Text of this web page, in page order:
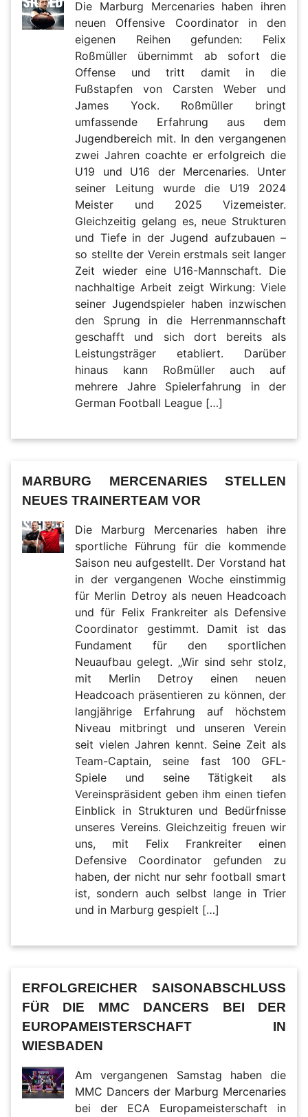
Die Marburg Mercenaries haben ihren
neuen Offensive Coordinator in den
eigenen Reihen gefunden: Felix
Roßmüller übernimmt ab sofort die
Offense und tritt damit in die
Fußstapfen von Carsten Weber und
James Yock. Roßmüller bringt
umfassende Erfahrung aus dem
Jugendbereich mit. In den vergangenen
zwei Jahren coachte er erfolgreich die
U19 und U16 der Mercenaries. Unter
seiner Leitung wurde die U19 2024
Meister und 2025 Vizemeister.
Gleichzeitig gelang es, neue Strukturen
und Tiefe in der Jugend aufzubauen –
so stellte der Verein erstmals seit langer
Zeit wieder eine U16-Mannschaft. Die
nachhaltige Arbeit zeigt Wirkung: Viele
seiner Jugendspieler haben inzwischen
den Sprung in die Herrenmannschaft
geschafft und sich dort bereits als
Leistungsträger etabliert. Darüber
hinaus kann Roßmüller auch auf
mehrere Jahre Spielerfahrung in der
German Football League […]
MARBURG MERCENARIES STELLEN
NEUES TRAINERTEAM VOR
Die Marburg Mercenaries haben ihre
sportliche Führung für die kommende
Saison neu aufgestellt. Der Vorstand hat
in der vergangenen Woche einstimmig
für Merlin Detroy als neuen Headcoach
und für Felix Frankreiter als Defensive
Coordinator gestimmt. Damit ist das
Fundament für den sportlichen
Neuaufbau gelegt. „Wir sind sehr stolz,
mit Merlin Detroy einen neuen
Headcoach präsentieren zu können, der
langjährige Erfahrung auf höchstem
Niveau mitbringt und unseren Verein
seit vielen Jahren kennt. Seine Zeit als
Team-Captain, seine fast 100 GFL-
Spiele und seine Tätigkeit als
Vereinspräsident geben ihm einen tiefen
Einblick in Strukturen und Bedürfnisse
unseres Vereins. Gleichzeitig freuen wir
uns, mit Felix Frankreiter einen
Defensive Coordinator gefunden zu
haben, der nicht nur sehr football smart
ist, sondern auch selbst lange in Trier
und in Marburg gespielt […]
ERFOLGREICHER SAISONABSCHLUSS
FÜR DIE MMC DANCERS BEI DER
EUROPAMEISTERSCHAFT IN
WIESBADEN
Am vergangenen Samstag haben die
MMC Dancers der Marburg Mercenaries
bei der ECA Europameisterschaft in